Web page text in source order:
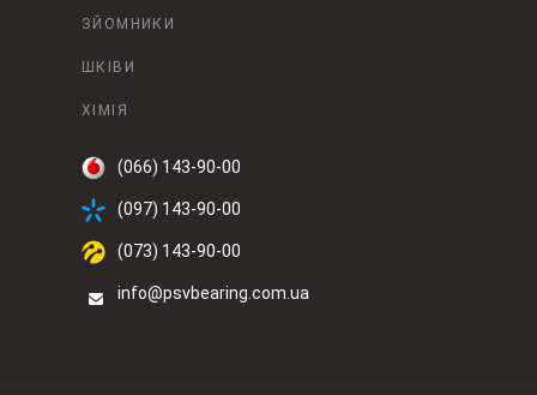
ЗЙОМНИКИ
ШКІВИ
ХІМІЯ
(066) 143-90-00
(097) 143-90-00
(073) 143-90-00
info@psvbearing.com.ua